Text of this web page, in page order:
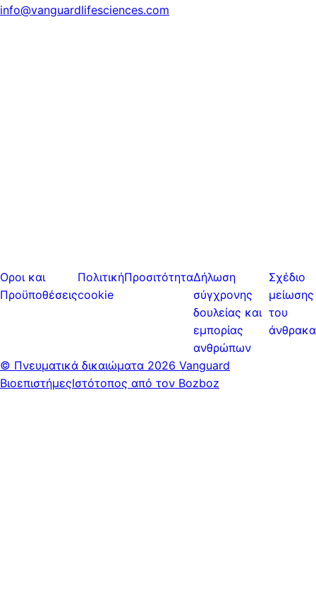
info@vanguardlifesciences.com
Οροι και
Προϋποθέσεις
Πολιτική
cookie
ΠροσιτότηταΔήλωση
σύγχρονης
δουλείας και
εμπορίας
ανθρώπων
Σχέδιο
μείωσης
του
άνθρακα
© Πνευματικά δικαιώματα 2026 Vanguard
ΒιοεπιστήμεςΙστότοπος από τον Bozboz